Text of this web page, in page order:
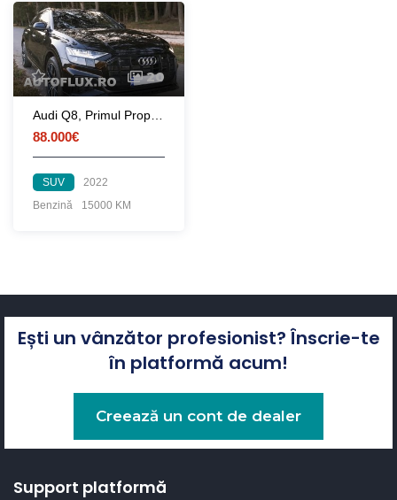
20
Audi Q8, Primul Proprietar, Persoana Juridica
88.000€
SUV
2022
Benzină
15000 KM
Ești un vânzător profesionist? Înscrie-te
în platformă acum!
Creează un cont de dealer
Support platformă